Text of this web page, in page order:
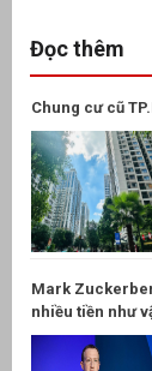
Đọc thêm
Chung cư cũ
Mark
nhiều tiền như